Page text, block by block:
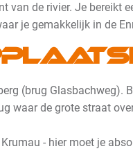
van de rivier. Je bereikt
je gemakkelijk in de
(brug Glasbachweg).
waar de grote straat
- hier moet je